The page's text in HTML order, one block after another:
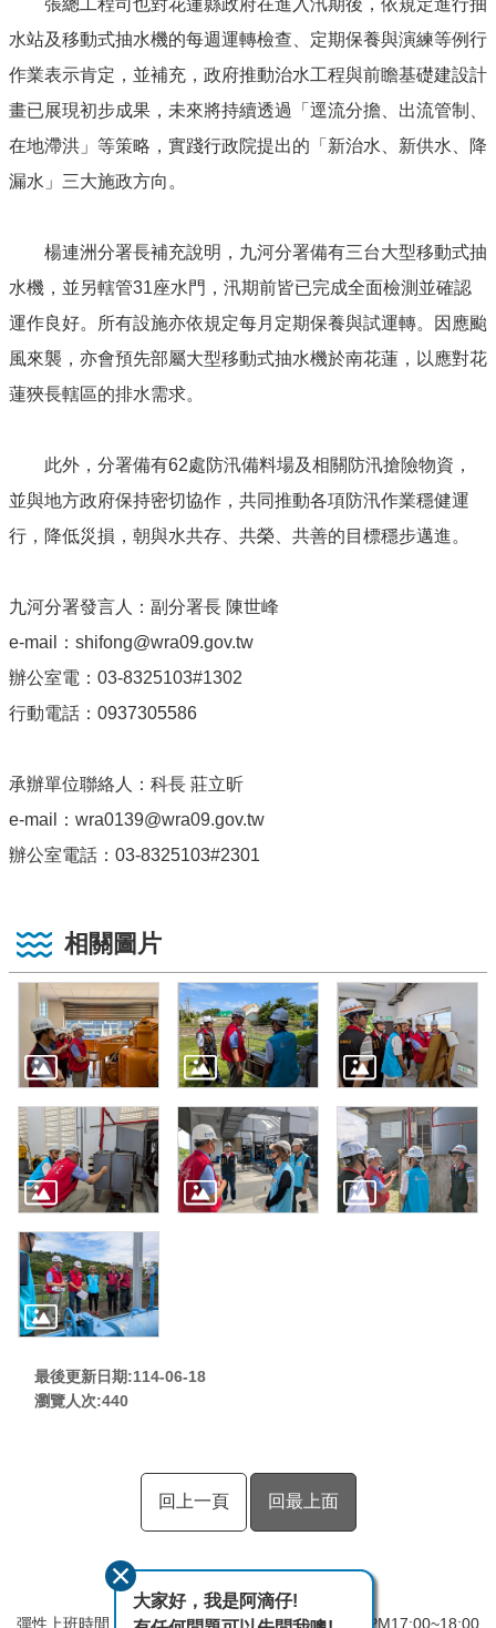
張總工程司也對花蓮縣政府在進入汛期後，依規定進行抽
水站及移動式抽水機的每週運轉檢查、定期保養與演練等例行
作業表示肯定，並補充，政府推動治水工程與前瞻基礎建設計
畫已展現初步成果，未來將持續透過「逕流分擔、出流管制、
在地滯洪」等策略，實踐行政院提出的「新治水、新供水、降
漏水」三大施政方向。
楊連洲分署長補充說明，九河分署備有三台大型移動式抽
水機，並另轄管31座水門，汛期前皆已完成全面檢測並確認
運作良好。所有設施亦依規定每月定期保養與試運轉。因應颱
風來襲，亦會預先部屬大型移動式抽水機於南花蓮，以應對花
蓮狹長轄區的排水需求。
此外，分署備有62處防汛備料場及相關防汛搶險物資，
並與地方政府保持密切協作，共同推動各項防汛作業穩健運
行，降低災損，朝與水共存、共榮、共善的目標穩步邁進。
九河分署發言人：副分署長 陳世峰
e-mail：shifong@wra09.gov.tw
辦公室電：03-8325103#1302
行動電話：0937305586
承辦單位聯絡人：科長 莊立昕
e-mail：wra0139@wra09.gov.tw
辦公室電話：03-8325103#2301
相關圖片
最後更新日期:114-06-18
瀏覽人次:440
回上一頁 回最上面
彈性上班時間：AM8:00~09:00 彈性下班時間：PM17:00~18:00
大家好，我是阿滴仔!